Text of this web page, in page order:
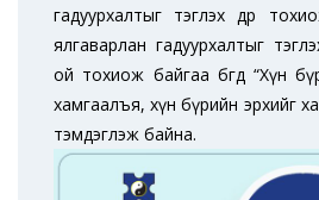
гадуурхалтыг тэглэх өдөр
ялгаварлан гадуурхалтыг
ой тохиож байгаа бөгөөд “Хүн
хамгаалъя, хүн бүрийн эрхийг
тэмдэглэж байна.